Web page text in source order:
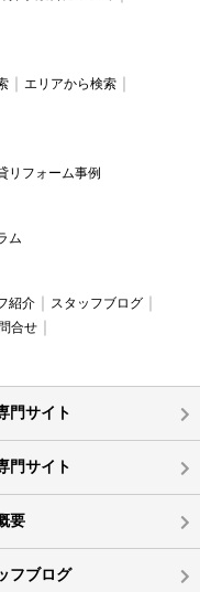
エリアから検索
リフォーム事例
ム
紹介
スタッフブログ
合せ
門サイト
門サイト
要
フブログ